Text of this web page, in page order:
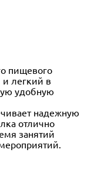
пищевого
и легкий в
удобную
надежную
отлично
занятий